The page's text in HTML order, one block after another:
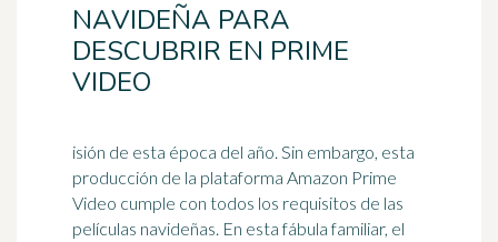
NAVIDEÑA PARA
DESCUBRIR EN PRIME
VIDEO
isión de esta época del año. Sin embargo, esta
producción de la plataforma Amazon Prime
Video cumple con todos los requisitos de las
películas navideñas. En esta fábula familiar, el